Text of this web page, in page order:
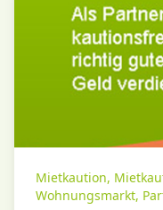
Mietkaution,
Wohnungsmarkt,